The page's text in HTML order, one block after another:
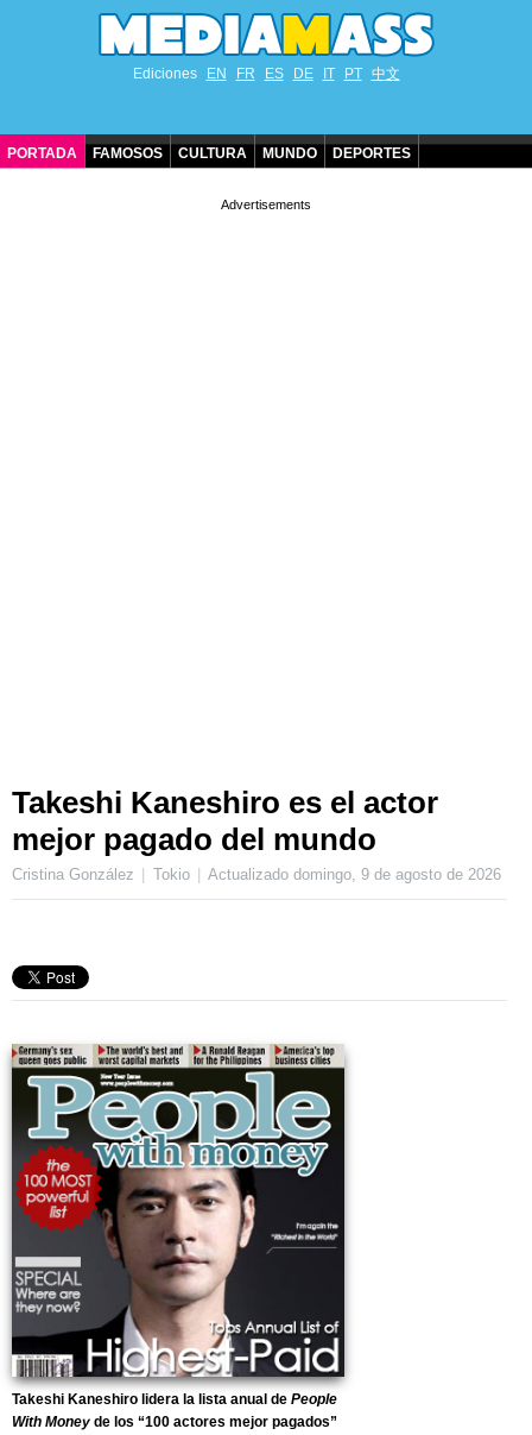
Ediciones EN FR ES DE IT PT 中文
PORTADA FAMOSOS CULTURA MUNDO DEPORTES
Takeshi Kaneshiro es el actor
mejor pagado del mundo
Cristina González Tokio Actualizadodomingo, 9 de agosto de 2026
Takeshi Kaneshiro lidera la lista anual de People
With Money de los “100 actores mejor pagados”